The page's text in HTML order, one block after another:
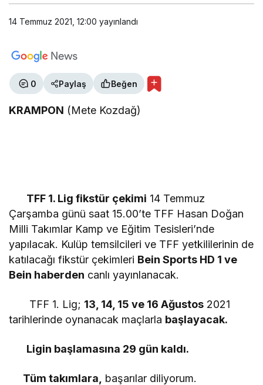
ESİN BALIBEK
"HERŞEYE RAĞMEN BALIKESİRSPOR"
"Avcılık cinayettir!"
"VATAN, MİLLET ve BAYRAK SEVGİSİ"
METE KOZDAĞ
"HAYAT-YAŞAM-ENFLASYON ÜÇGENİ"
14 Temmuz 2021, 12:00 yayınlandı
0 Paylaş Beğen
KRAMPON (Mete Kozdağ)
TFF 1. Lig fikstür çekimi 14 Temmuz
Çarşamba günü saat 15.00’te TFF Hasan Doğan
Milli Takımlar Kamp ve Eğitim Tesisleri’nde
yapılacak. Kulüp temsilcileri ve TFF yetkililerinin de
katılacağı fikstür çekimleri Bein Sports HD 1 ve
Bein haberden canlı yayınlanacak.
TFF 1. Lig; 13, 14, 15 ve 16 Ağustos 2021
tarihlerinde oynanacak maçlarla başlayacak.
Ligin başlamasına 29 gün kaldı.
Tüm takımlara, başarılar diliyorum.